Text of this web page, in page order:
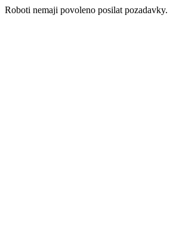
Roboti nemaji povoleno posilat pozadavky.